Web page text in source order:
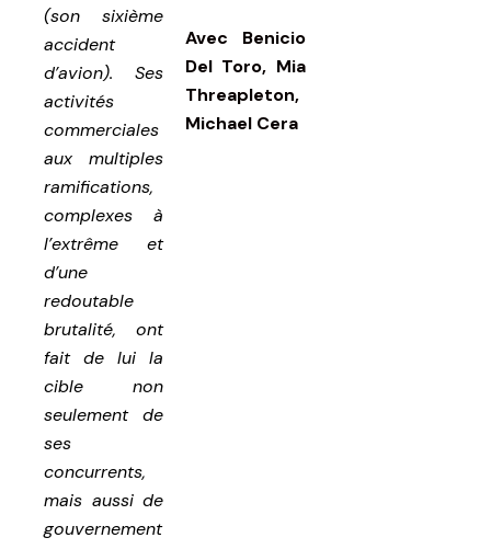
(son sixième
accident
d’avion). Ses
activités
commerciales
aux multiples
ramifications,
complexes à
l’extrême et
d’une
redoutable
brutalité, ont
fait de lui la
cible non
seulement de
ses
concurrents,
mais aussi de
gouvernement
Avec Benicio
Del Toro, Mia
Threapleton,
Michael Cera